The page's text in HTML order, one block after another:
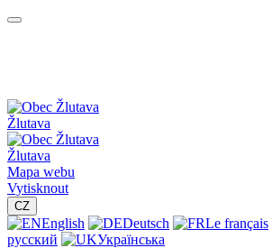
Žlutava
Žlutava
Mapa webu
Vytisknout
CZ
English Deutsch Le français
русский
Українська